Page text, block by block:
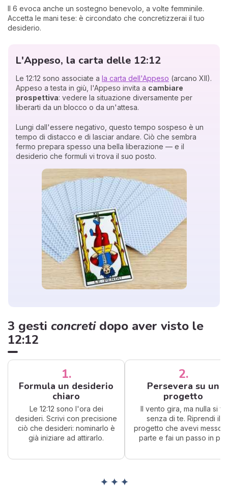
Il 6 evoca anche un sostegno benevolo, a volte femminile.
Accetta le mani tese: è circondato che concretizzerai il tuo
desiderio.
L'Appeso, la carta delle 12:12
Le 12:12 sono associate a la carta dell'Appeso (arcano XII).
Appeso a testa in giù, l'Appeso invita a cambiare
prospettiva: vedere la situazione diversamente per
liberarti da un blocco o da un'attesa.
Lungi dall'essere negativo, questo tempo sospeso è un
tempo di distacco e di lasciar andare. Ciò che sembra
fermo prepara spesso una bella liberazione — e il
desiderio che formuli vi trova il suo posto.
3 gesti concretidopo aver visto le
12:12
1.
Formula un desiderio
chiaro
Le 12:12 sono l'ora dei
desideri. Scrivi con precisione
ciò che desideri: nominarlo è
già iniziare ad attirarlo.
2.
Persevera su un
progetto
Il vento gira, ma nulla si fa
senza di te. Riprendi il
progetto che avevi messo
parte e fai un passo in più.
✦ ✦ ✦